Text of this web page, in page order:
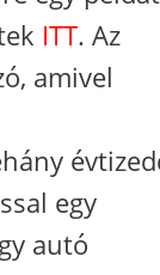
ITT. Az
amivel
egy
autó